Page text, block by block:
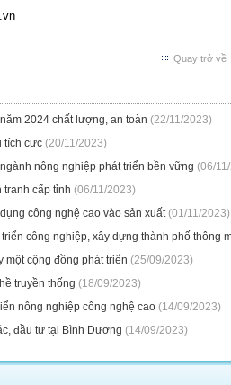
Quay trở về
2024 chất lượng, an toàn (22/11/2023)
tích cực (20/11/2023)
nông nghiệp phát triển bền vững (06/
tranh cấp tỉnh (06/11/2023)
công nghệ cao vào sản xuất(01/11/2023)
công nghiệp, xây dựng thành phố thông
một cộng đồng phát triển (25/09/2023)
truyền thống (18/09/2023)
nông nghiệp công nghệ cao (14/09/2023)
đầu tư tại Bình Dương (14/09/2023)